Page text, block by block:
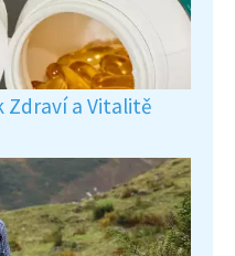
Zdraví a Vitalitě